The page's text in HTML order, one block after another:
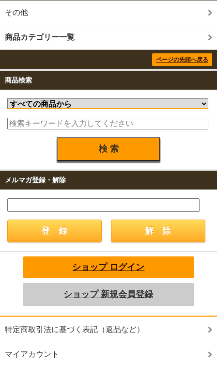
その他
商品カテゴリー一覧
ページの先頭へ戻る
商品検索
メルマガ登録・解除
ショップ ログイン
ショップ 新規会員登録
特定商取引法に基づく表記（返品など）
マイアカウント